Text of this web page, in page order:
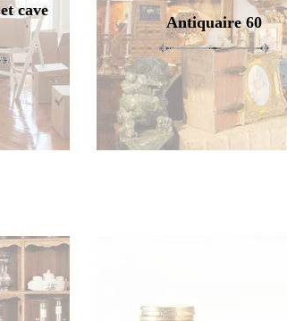
cave
Antiquaire 60